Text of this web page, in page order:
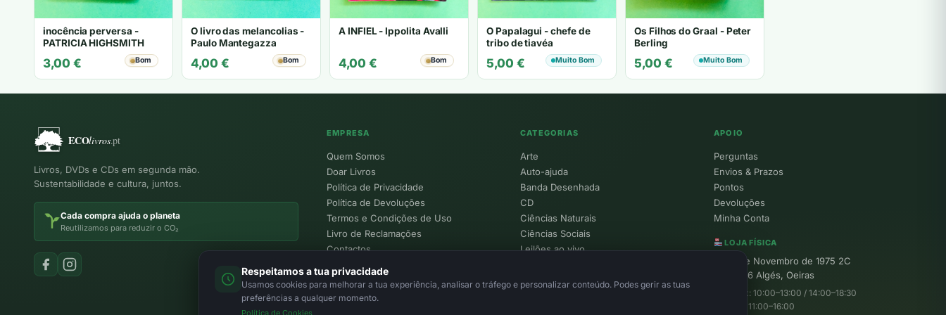
inocência perversa -
PATRICIA HIGHSMITH
3,00 € Bom
O livro das melancolias -
Paulo Mantegazza
4,00 € Bom
A INFIEL - Ippolita Avalli
4,00 € Bom
O Papalagui - chefe de
tribo de tiavéa
5,00 € Muito Bom
Os Filhos do Graal - Peter
Berling
5,00 € Muito Bom
Livros, DVDs e CDs em segunda mão.
Sustentabilidade e cultura, juntos.
Cada compra ajuda o planeta
Reutilizamos para reduzir o CO₂
EMPRESA
Quem Somos
Doar Livros
Política de Privacidade
Política de Devoluções
Termos e Condições de Uso
Livro de Reclamações
Contactos
CATEGORIAS
Arte
Auto-ajuda
Banda Desenhada
CD
Ciências Naturais
Ciências Sociais
Leilões ao vivo
APOIO
Perguntas
Envios & Prazos
Pontos
Devoluções
Minha Conta
LOJA FÍSICA
R. 25 de Novembro de 1975 2C
1495-156 Algés, Oeiras
Seg–Sex: 10:00–13:00 / 14:00–18:30
Sábado: 11:00–16:00
Respeitamos a tua privacidade
Usamos cookies para melhorar a tua experiência, analisar o tráfego e personalizar conteúdo. Podes gerir as tuas
preferências a qualquer momento.
Política de Cookies